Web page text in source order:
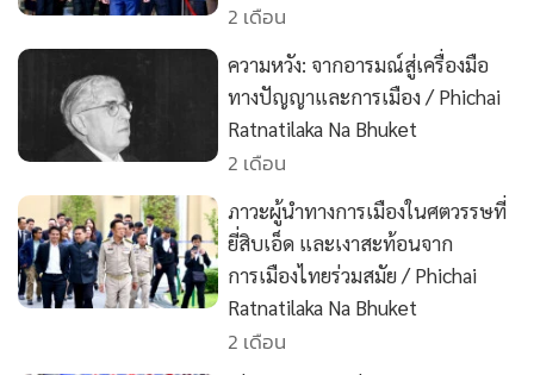
• Special Scoop
• เศรษฐกิจ-ธุรกิจ
ชุมชน-คุณภาพชีวิต
• อาชญากรรม
•
Motoring
• เกม
• วิทยาศาสตร์
• SMEs
2 เดือน
ความหวัง: จากอารมณ์สู่เครื่องมือ
ทางปัญญาและการเมือง / Phichai
Ratnatilaka Na Bhuket
2 เดือน
ภาวะผู้นำทางการเมืองในศตวรรษที่
ยี่สิบเอ็ด และเงาสะท้อนจาก
การเมืองไทยร่วมสมัย / Phichai
Ratnatilaka Na Bhuket
2 เดือน